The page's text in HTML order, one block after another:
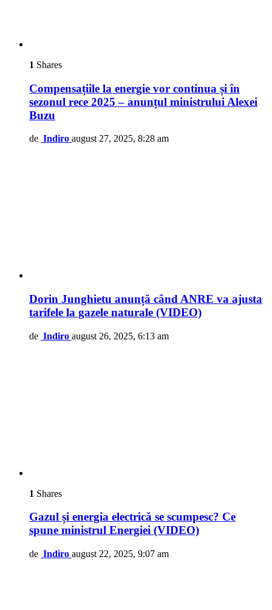
1 Shares
Compensațiile la energie vor continua și în
sezonul rece 2025 – anunțul ministrului Alexei
Buzu
de Indiro august 27, 2025, 8:28 am
Dorin Junghietu anunță când ANRE va ajusta
tarifele la gazele naturale (VIDEO)
de Indiro august 26, 2025, 6:13 am
1 Shares
Gazul și energia electrică se scumpesc? Ce
spune ministrul Energiei (VIDEO)
de Indiro august 22, 2025, 9:07 am